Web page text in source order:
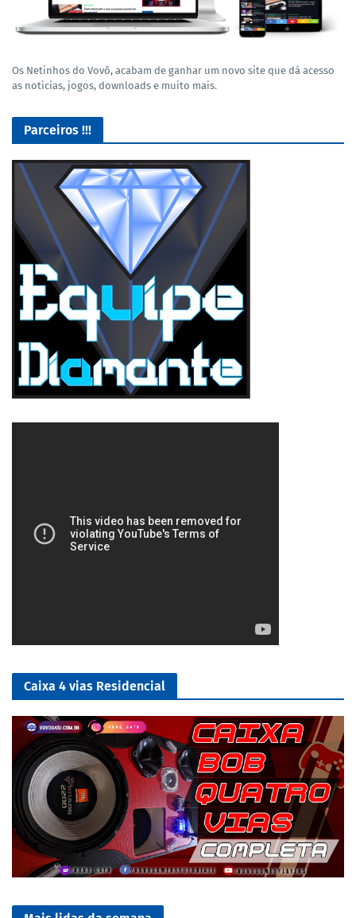
Os Netinhos do Vovô, acabam de ganhar um novo site que dá acesso
as noticias, jogos, downloads e muito mais.
Parceiros !!!
Lives de Gameplay no Facebook Gaming e muito mais
Caixa 4 vias Residencial